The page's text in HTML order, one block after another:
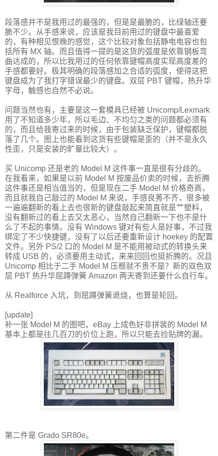
段落感并不是我用过的最强的，但是是最脆的，比绿轴还要
脆不少。从手感来说，应该是我目前用过的键盘中最喜爱
的，有种相见恨晚的感觉，这个比较对象包括静电电容也包
括所有 MX 轴。而且值得一提的是这货的弧度是依靠钢板弯
曲达成的，所以比我用过的任何依靠键帽高度实现高度差的
手感都要好。极其明确的段落感加之合适的弧度，使得这把
键盘成为了我打字错误最少的键盘。双层 PBT 键帽，热升华
字母，触感也自然不必说。
问题当然也有，主要是这一套模具已经被 Unicomp/Lexmark
用了不知道多少年，所以毛边、不均匀之类的问题都必须有
的，而且给我寄过来的时候，由于包装缺乏保护，键帽都脱
落了几个。图上也能看到这货有些键帽是歪的（并不是永久
性歪，只是安装的旷量比较大）。
买 Unicomp 还是老的 Model M 这件事一直是很有分歧的。
在我看来，如果是以前 Model M 按废品价卖的时候，去折腾
这件事还是相当值当的，但是现在二手 Model M 价格奇高，
而且就我自己敲过的 Model M 来说，手感良莠不齐，很多被
一遍遍翻新的看上去也很新的键盘敲起来简直就是艹塑料，
没有翻新过的看上去又太恶心，当然自己翻新一下也不是什
么了不起的事情。没有 Windows 键对有些人是好事，不过我
绑定了不少快捷键，没有了以后还要重新设计 hoekey 的配置
文件。另外 PS/2 口的 Model M 是不能用被动式的转换头来
转成 USB 的，必须要用主动式，来来回回也挺折腾的。况且
Unicomp 相比于二手 Model M 压根就不贵不是？新的双色双
层 PBT 热升华屈蹲弹簧 Amazon 两天寄到还要什么自行车。
从 Realforce 入坑，到屈蹲弹簧退烧，也算是轮回。
[update]
补一张 Model M 的图吧，eBay 上成色好非拼装的 Model M
基本上都是往几百刀的价位上跑，所以只能去捡贴牌的漏。
第二件是 Grado SR80e。